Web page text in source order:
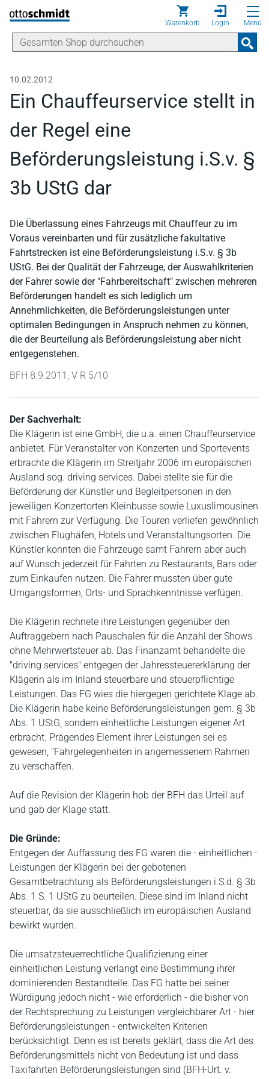
Direkt zum Inhalt
Warenkorb Login Menü
10.02.2012
Ein Chauffeurservice stellt in
der Regel eine
Beförderungsleistung i.S.v. §
3b UStG dar
Die Überlassung eines Fahrzeugs mit Chauffeur zu im
Voraus vereinbarten und für zusätzliche fakultative
Fahrtstrecken ist eine Beförderungsleistung i.S.v. § 3b
UStG. Bei der Qualität der Fahrzeuge, der Auswahlkriterien
der Fahrer sowie der "Fahrbereitschaft" zwischen mehreren
Beförderungen handelt es sich lediglich um
Annehmlichkeiten, die Beförderungsleistungen unter
optimalen Bedingungen in Anspruch nehmen zu können,
die der Beurteilung als Beförderungsleistung aber nicht
entgegenstehen.
BFH 8.9.2011, V R 5/10
Der Sachverhalt:
Die Klägerin ist eine GmbH, die u.a. einen Chauffeurservice
anbietet. Für Veranstalter von Konzerten und Sportevents
erbrachte die Klägerin im Streitjahr 2006 im europäischen
Ausland sog. driving services. Dabei stellte sie für die
Beförderung der Künstler und Begleitpersonen in den
jeweiligen Konzertorten Kleinbusse sowie Luxuslimousinen
mit Fahrern zur Verfügung. Die Touren verliefen gewöhnlich
zwischen Flughäfen, Hotels und Veranstaltungsorten. Die
Künstler konnten die Fahrzeuge samt Fahrern aber auch
auf Wunsch jederzeit für Fahrten zu Restaurants, Bars oder
zum Einkaufen nutzen. Die Fahrer mussten über gute
Umgangsformen, Orts- und Sprachkenntnisse verfügen.
Die Klägerin rechnete ihre Leistungen gegenüber den
Auftraggebern nach Pauschalen für die Anzahl der Shows
ohne Mehrwertsteuer ab. Das Finanzamt behandelte die
"driving services" entgegen der Jahressteuererklärung der
Klägerin als im Inland steuerbare und steuerpflichtige
Leistungen. Das FG wies die hiergegen gerichtete Klage ab.
Die Klägerin habe keine Beförderungsleistungen gem. § 3b
Abs. 1 UStG, sondern einheitliche Leistungen eigener Art
erbracht. Prägendes Element ihrer Leistungen sei es
gewesen, "Fahrgelegenheiten in angemessenem Rahmen
zu verschaffen.
Auf die Revision der Klägerin hob der BFH das Urteil auf
und gab der Klage statt.
Die Gründe:
Entgegen der Auffassung des FG waren die - einheitlichen -
Leistungen der Klägerin bei der gebotenen
Gesamtbetrachtung als Beförderungsleistungen i.S.d. § 3b
Abs. 1 S. 1 UStG zu beurteilen. Diese sind im Inland nicht
steuerbar, da sie ausschließlich im europäischen Ausland
bewirkt wurden.
Die umsatzsteuerrechtliche Qualifizierung einer
einheitlichen Leistung verlangt eine Bestimmung ihrer
dominierenden Bestandteile. Das FG hatte bei seiner
Würdigung jedoch nicht - wie erforderlich - die bisher von
der Rechtsprechung zu Leistungen vergleichbarer Art - hier
Beförderungsleistungen - entwickelten Kriterien
berücksichtigt. Denn es ist bereits geklärt, dass die Art des
Beförderungsmittels nicht von Bedeutung ist und dass
Taxifahrten Beförderungsleistungen sind (BFH-Urt. v.